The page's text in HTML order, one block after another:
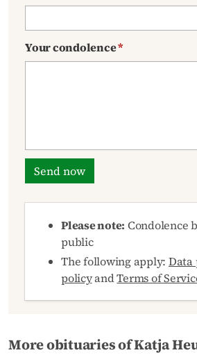
Your condolence*
Send now
Please note: Condolence
public
The following apply: Data
policyandTerms of
More obituaries of Katja